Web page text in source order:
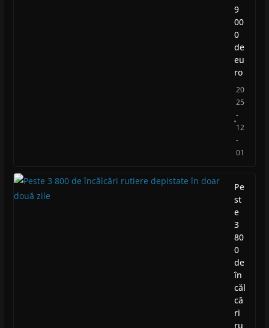
9
00
0
de
eu
ro
20
25
-
12
-
01
Pe
st
e
3
80
0
de
în
căl
că
ri
ru